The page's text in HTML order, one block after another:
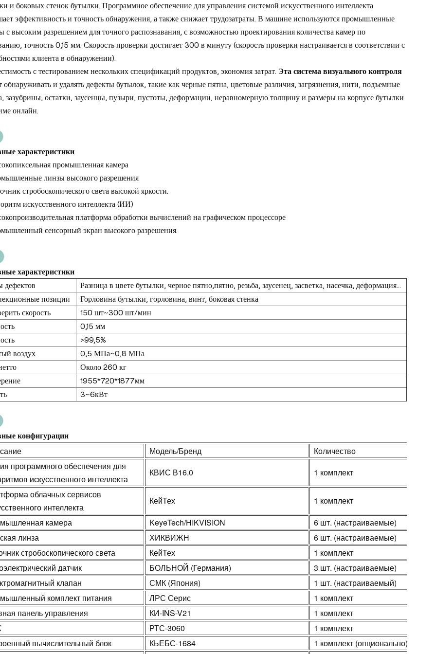
и боковых стенок бутылки. Программное обеспечение для управления системой искусственного интеллекта
эффективность и точность обнаружения, а также снижает трудозатраты. В машине используются промышленные
с высоким разрешением для точного распознавания, с возможностью проектирования количества камер по
точность 0,15 мм. Скорость проверки достигает 300 в минуту (скорость проверки настраивается в соответствии с
клиента в обнаружении).
с тестированием нескольких спецификаций продуктов, экономия затрат. Эта система визуального контроля
обнаруживать и удалять дефекты бутылок, такие как черные пятна, цветовые различия, загрязнения, нити, подъемные
зазубрины, остатки, заусенцы, пузыри, пустоты, деформации, неравномерную толщину и размеры на корпусе бутылки
онлайн.
характеристики
промышленная камера
линзы высокого разрешения
стробоскопического света высокой яркости.
искусственного интеллекта (ИИ)
платформа обработки вычислений на графическом процессоре
сенсорный экран высокого разрешения.
характеристики
дефектов
Разница в цвете бутылки, черное пятно,пятно, резьба, заусенец, засветка, насечка, деформация...
позиции
Горловина бутылки, горловина, винт, боковая стенка
скорость
150 шт~300 шт/мин
0,15 мм
>99,5%
воздух
0,5 МПа~0,8 МПа
Около 260 кг
1955*720*1877мм
3~6кВт
конфигурации
Модель/Бренд
Количество
программного обеспечения для
искусственного интеллекта
КВИС В16.0
1 комплект
облачных сервисов
интеллекта
КейТех
1 комплект
камера
KeyeTech/HIKVISION
6 шт. (настраиваемые)
линза
ХИКВИЖН
6 шт. (настраиваемые)
стробоскопического света
КейТех
1 комплект
датчик
БОЛЬНОЙ (Германия)
3 шт. (настраиваемые)
клапан
СМК (Япония)
1 шт. (настраиваемый)
комплект питания
ЛРС Серис
1 комплект
панель управления
КИ-INS-V21
1 комплект
РТС-3060
1 комплект
вычислительный блок
КЬЕБС-1684
1 комплект (опционально)